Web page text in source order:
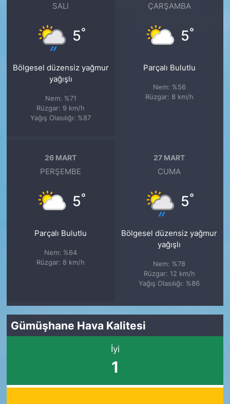
SALI
5°
Bölgesel düzensiz yağmur
yağışlı
Nem: %71
Rüzgar: 9 km/h
Yağış Olasılığı: %87
ÇARŞAMBA
5°
Parçalı Bulutlu
Nem: %56
Rüzgar: 8 km/h
26 MART
PERŞEMBE
5°
Parçalı Bulutlu
Nem: %64
Rüzgar: 8 km/h
27 MART
CUMA
5°
Bölgesel düzensiz yağmur
yağışlı
Nem: %78
Rüzgar: 12 km/h
Yağış Olasılığı: %86
Gümüşhane Hava Kalitesi
İyi
1